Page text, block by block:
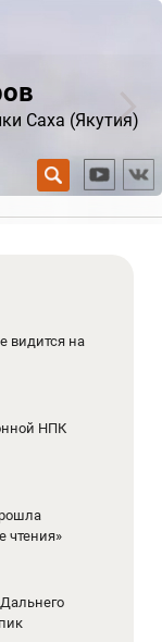
Саха (Якутия)
видится на
НПК
чтения»
Дальнего